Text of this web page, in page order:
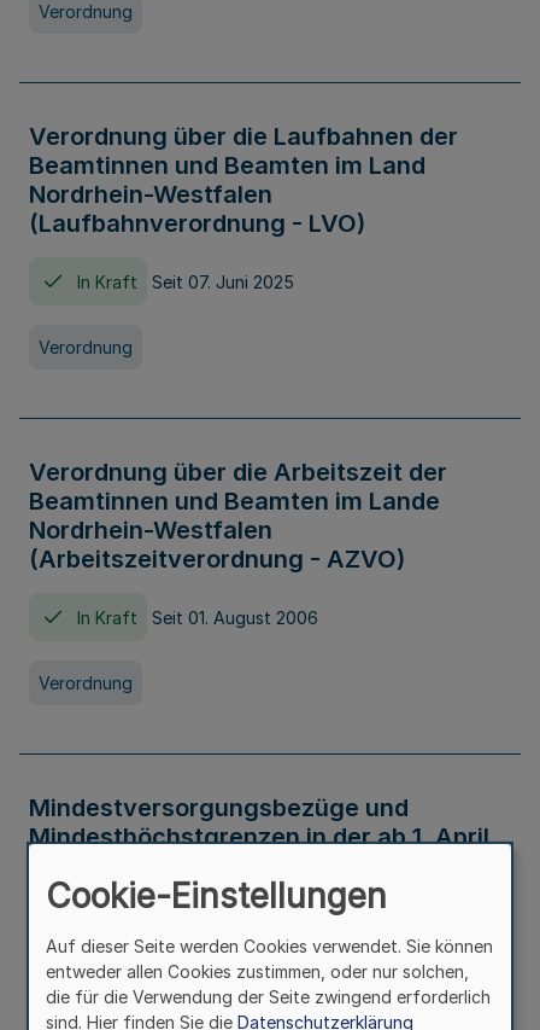
Verordnung
Verordnung über die Laufbahnen der
Beamtinnen und Beamten im Land
Nordrhein-Westfalen
(Laufbahnverordnung - LVO)
In Kraft Seit 07. Juni 2025
Verordnung
Verordnung über die Arbeitszeit der
Beamtinnen und Beamten im Lande
Nordrhein-Westfalen
(Arbeitszeitverordnung - AZVO)
In Kraft Seit 01. August 2006
Verordnung
Mindestversorgungsbezüge und
Mindesthöchstgrenzen in der ab 1. April
Verwaltungsvorschrift
Cookie-Einstellungen
Auf dieser Seite werden Cookies verwendet. Sie können
entweder allen Cookies zustimmen, oder nur solchen,
die für die Verwendung der Seite zwingend erforderlich
sind. Hier finden Sie die Datenschutzerklärung